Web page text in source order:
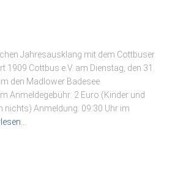
Jahresausklang mit dem Cottbuser
1909 Cottbus e.V. am Dienstag, den 31.
den Madlower Badesee
Anmeldegebühr: 2 Euro (Kinder und
nichts) Anmeldung: 09:30 Uhr im